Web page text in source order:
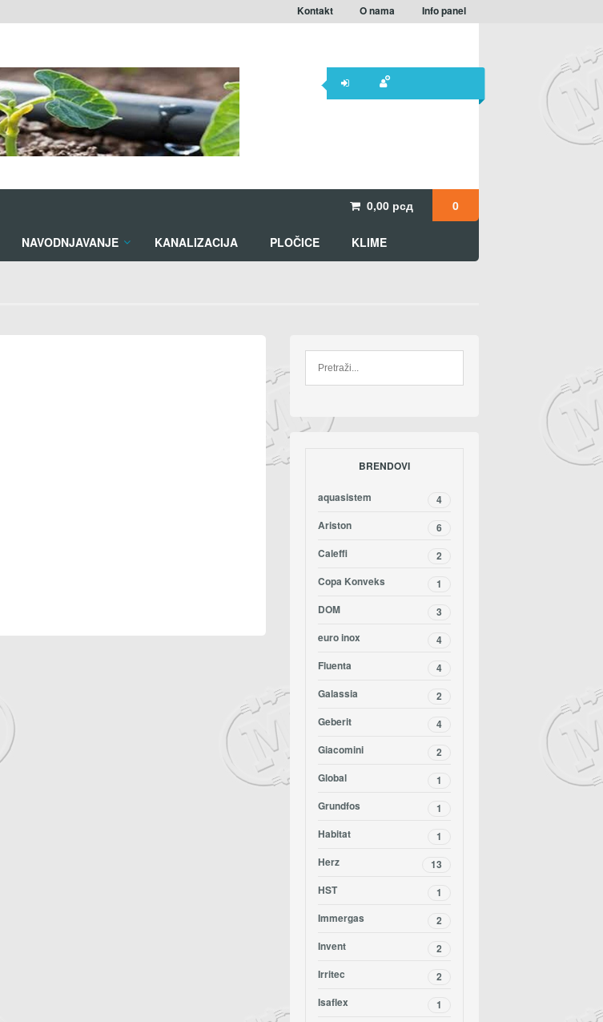
Kontakt O nama Info panel
0,00 рсд 0
NAVODNJAVANJE KANALIZACIJA PLOČICE KLIME
BRENDOVI
aquasistem
4
Ariston
6
Caleffi
2
Copa Konveks
1
DOM
3
euro inox
4
Fluenta
4
Galassia
2
Geberit
4
Giacomini
2
Global
1
Grundfos
1
Habitat
1
Herz
13
HST
1
Immergas
2
Invent
2
Irritec
2
Isaflex
1